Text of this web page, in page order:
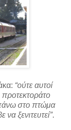
“ούτε αυτοί
προτεκτοράτο
πάνω στο πτώμα
ξενιτευτεί”.